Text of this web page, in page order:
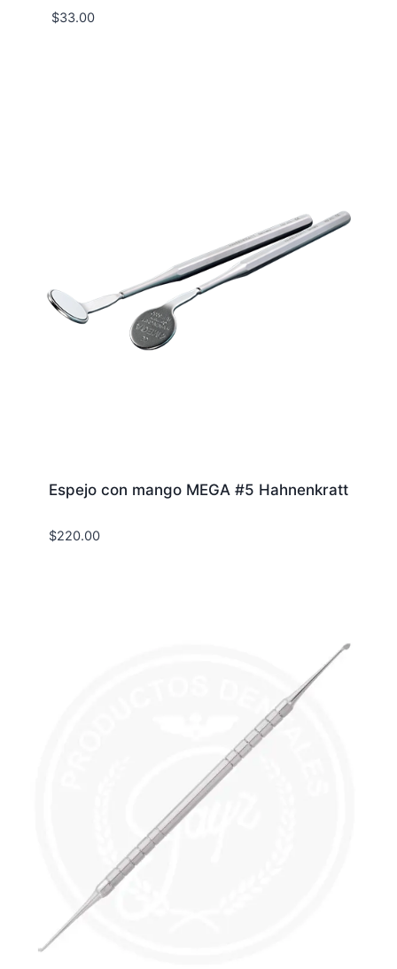
$33.00
Espejo con mango MEGA #5 Hahnenkratt
$220.00